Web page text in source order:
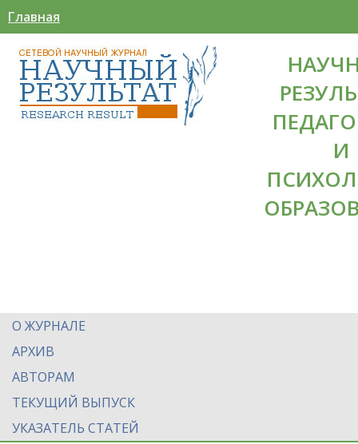
Главная
И
О ЖУРНАЛЕ
АРХИВ
АВТОРАМ
ТЕКУЩИЙ ВЫПУСК
УКАЗАТЕЛЬ СТАТЕЙ